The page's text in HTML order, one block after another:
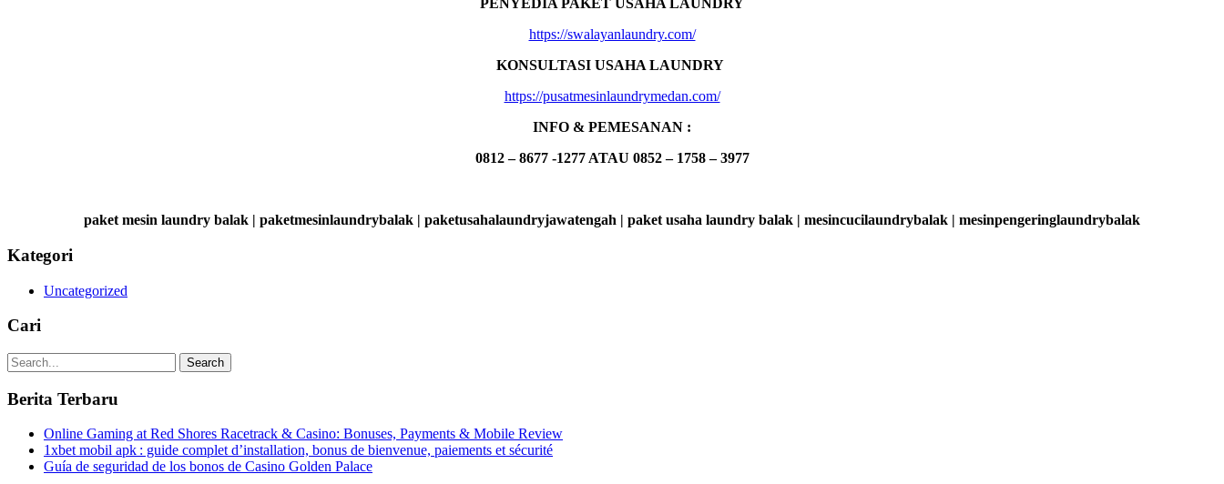
PENYEDIA PAKET USAHA LAUNDRY
https://swalayanlaundry.com/
KONSULTASI USAHA LAUNDRY
https://pusatmesinlaundrymedan.com/
INFO & PEMESANAN :
0812 – 8677 -1277 ATAU 0852 – 1758 – 3977
paket mesin laundry balak | paketmesinlaundrybalak | paketusahalaundryjawatengah | paket usaha laundry balak | mesincucilaundrybalak | mesinpengeringlaundrybalak
Kategori
Uncategorized
Cari
Search
Berita Terbaru
Online Gaming at Red Shores Racetrack & Casino: Bonuses, Payments & Mobile Review
1xbet mobil apk : guide complet d’installation, bonus de bienvenue, paiements et sécurité
Guía de seguridad de los bonos de Casino Golden Palace